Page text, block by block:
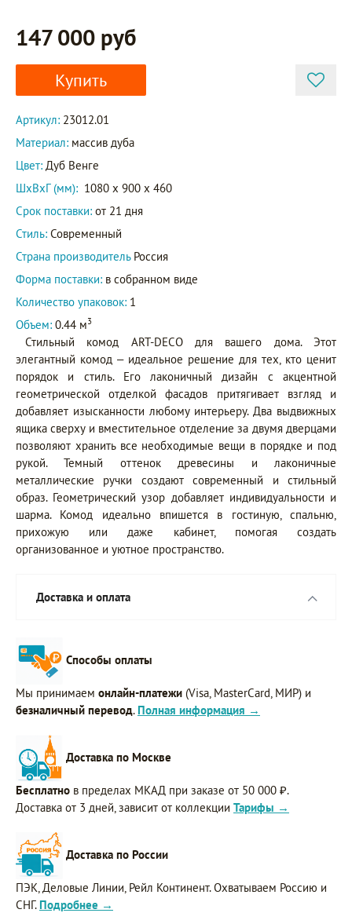
147 000 руб
Купить
Артикул: 23012.01
Материал: массив дуба
Цвет: Дуб Венге
ШxВxГ (мм): 1080 x 900 x 460
Срок поставки: от 21 дня
Стиль: Современный
Страна производитель Россия
Форма поставки: в собранном виде
Количество упаковок: 1
Объем: 0.44 м3
Стильный комод ART-DECO для вашего дома. Этот
элегантный комод – идеальное решение для тех, кто ценит
порядок и стиль. Его лаконичный дизайн с акцентной
геометрической отделкой фасадов притягивает взгляд и
добавляет изысканности любому интерьеру. Два выдвижных
ящика сверху и вместительное отделение за двумя дверцами
позволяют хранить все необходимые вещи в порядке и под
рукой. Темный оттенок древесины и лаконичные
металлические ручки создают современный и стильный
образ. Геометрический узор добавляет индивидуальности и
шарма. Комод идеально впишется в гостиную, спальню,
прихожую или даже кабинет, помогая создать
организованное и уютное пространство.
Доставка и оплата
Способы оплаты
Мы принимаем онлайн-платежи (Visa, MasterCard, МИР) и
безналичный перевод. Полная информация →
Доставка по Москве
Бесплатно в пределах МКАД при заказе от 50 000 ₽.
Доставка от 3 дней, зависит от коллекции Тарифы →
Доставка по России
ПЭК, Деловые Линии, Рейл Континент. Охватываем Россию и
СНГ. Подробнее →